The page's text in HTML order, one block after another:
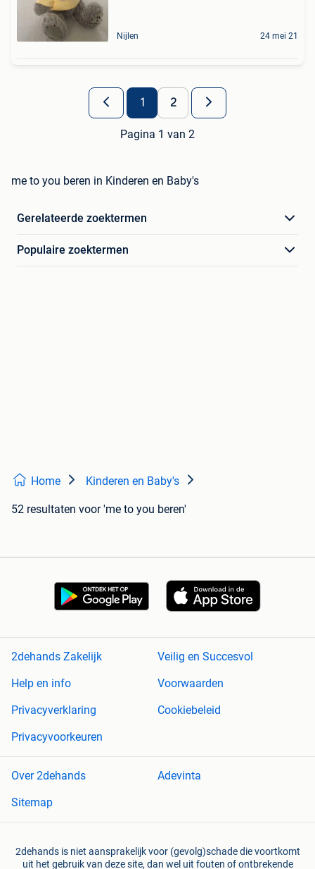
Nijlen 24 mei 21
1 2
Pagina 1 van 2
me to you beren in Kinderen en Baby's
Gerelateerde zoektermen
Populaire zoektermen
Home Kinderen en Baby's
52 resultaten voor 'me to you beren'
2dehands Zakelijk
Veilig en Succesvol
Help en info
Voorwaarden
Privacyverklaring
Cookiebeleid
Privacyvoorkeuren
Over 2dehands
Adevinta
Sitemap
2dehands is niet aansprakelijk voor (gevolg)schade die voortkomt
uit het gebruik van deze site, dan wel uit fouten of ontbrekende